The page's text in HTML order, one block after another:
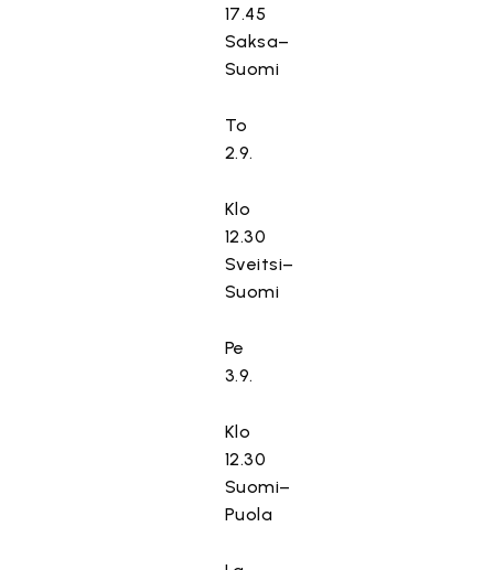
17.45
Saksa–
Suomi
To
2.9.
Klo
12.30
Sveitsi–
Suomi
Pe
3.9.
Klo
12.30
Suomi–
Puola